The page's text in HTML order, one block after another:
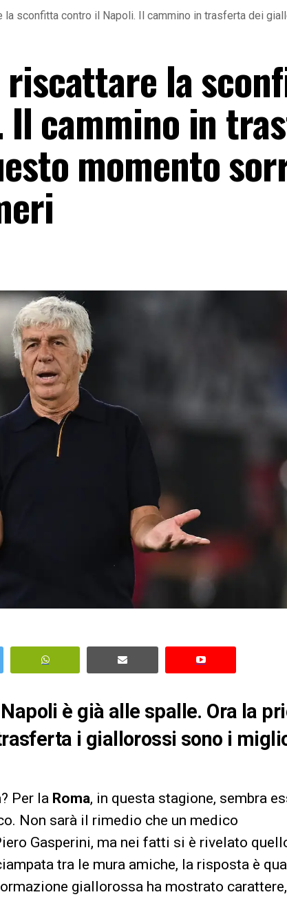
la sconfitta contro il Napoli. Il cammino in trasferta dei
riscattare la
cammino in
momento
è già alle spalle. Ora la
i giallorossi sono i
Per la Roma, in questa stagione, sembra
Non sarà il rimedio che un medico
Gasperini, ma nei fatti si è rivelato
tra le mura amiche, la risposta è
giallorossa ha mostrato carattere,